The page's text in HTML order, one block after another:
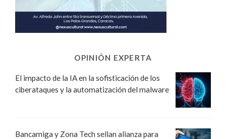
OPINIÓN EXPERTA
El impacto de la IA en la sofisticación de los
ciberataques y la automatización del malware
Bancamiga y Zona Tech sellan alianza para